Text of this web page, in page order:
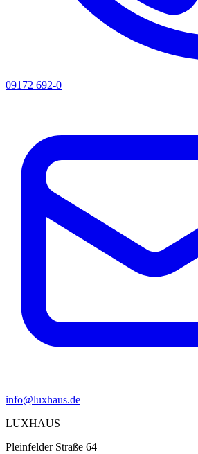
09172 692-0
info@luxhaus.de
LUXHAUS
Pleinfelder Straße 64